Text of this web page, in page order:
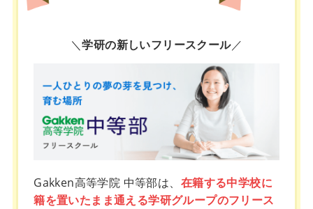
＼学研の新しいフリースクール／
Gakken高等学院 中等部は、 在籍する中学校に
籍を置いたまま通える学研グループのフリース